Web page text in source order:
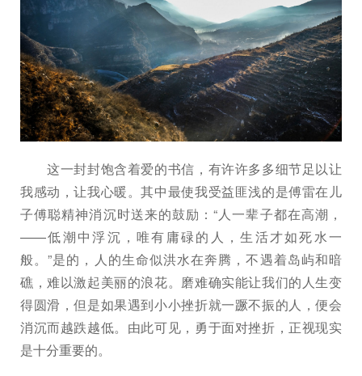
这一封封饱含着爱的书信，有许许多多细节足以让
我感动，让我心暖。其中最使我受益匪浅的是傅雷在儿
子傅聪精神消沉时送来的鼓励：“人一辈子都在高潮，
——低潮中浮沉，唯有庸碌的人，生活才如死水一
般。”是的，人的生命似洪水在奔腾，不遇着岛屿和暗
礁，难以激起美丽的浪花。磨难确实能让我们的人生变
得圆滑，但是如果遇到小小挫折就一蹶不振的人，便会
消沉而越跌越低。由此可见，勇于面对挫折，正视现实
是十分重要的。